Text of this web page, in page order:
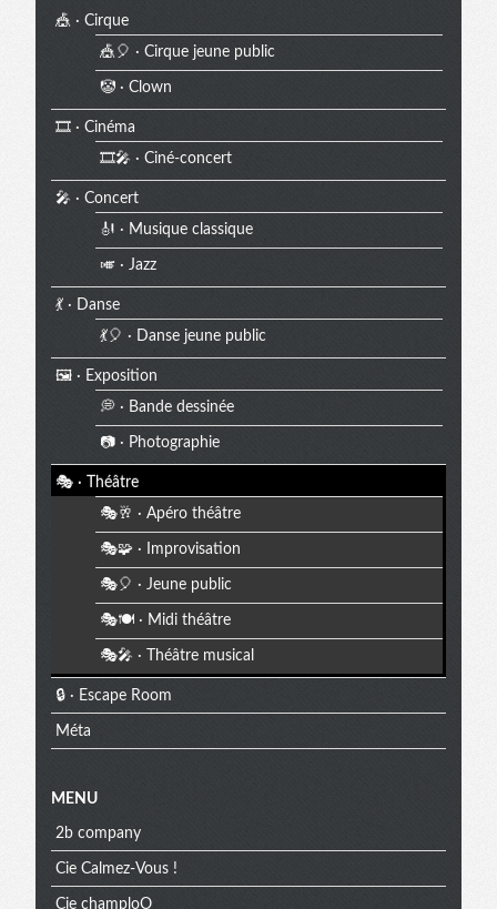
🎪 · Cirque
🎪🎈 · Cirque jeune public
🤡 · Clown
🎞️ · Cinéma
🎞️🎤 · Ciné-concert
🎤 · Concert
🎻 · Musique classique
🎺 · Jazz
💃 · Danse
💃🎈 · Danse jeune public
🖼️ · Exposition
💭 · Bande dessinée
📷 · Photographie
🎭 · Théâtre
🎭🥂 · Apéro théâtre
🎭🧩 · Improvisation
🎭🎈 · Jeune public
🎭🍽️ · Midi théâtre
🎭🎤 · Théâtre musical
🔒 · Escape Room
Méta
MENU
2b company
Cie Calmez-Vous !
Cie champloO